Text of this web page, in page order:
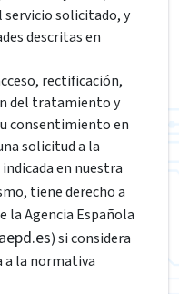
servicio solicitado, y
descritas en
rectificación,
del tratamiento y
consentimiento en
solicitud a la
en nuestra
tiene derecho a
la Agencia Española
) si considera
a la normativa